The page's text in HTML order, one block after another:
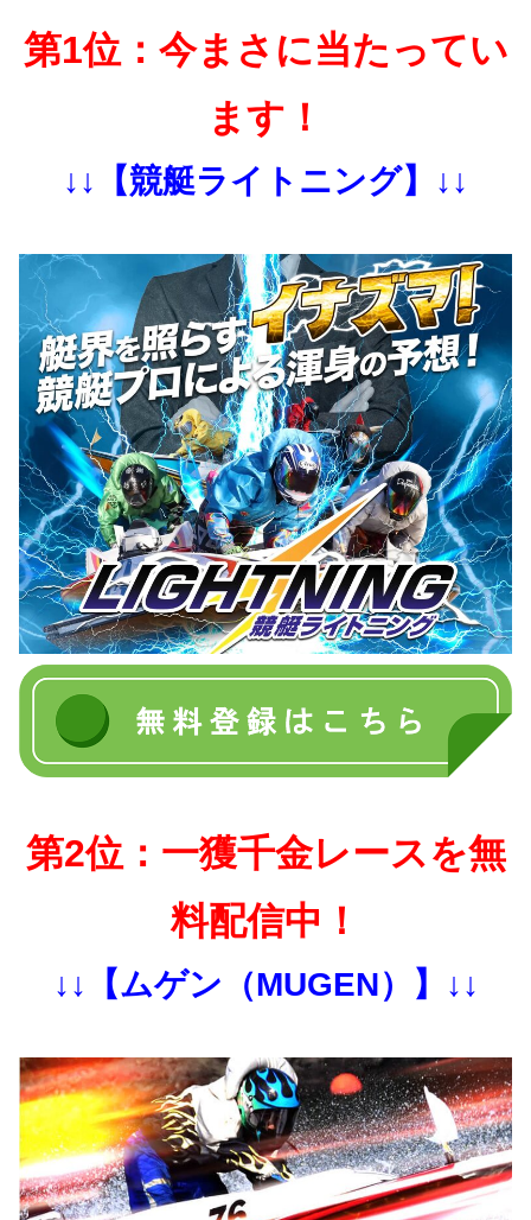
第1位：今まさに当たってい
ます！
↓↓【競艇ライトニング】↓↓
第2位：一獲千金レースを無
料配信中！
↓↓【ムゲン（MUGEN）】↓↓